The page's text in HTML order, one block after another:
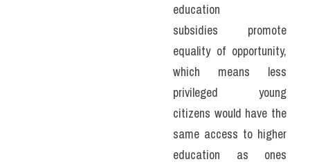
education
subsidies promote
equality of opportunity,
which means less
privileged young
citizens would have the
same access to higher
education as ones